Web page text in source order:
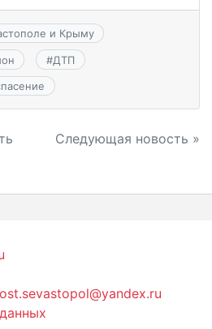
и Крыму
#ДТП
Следующая новость »